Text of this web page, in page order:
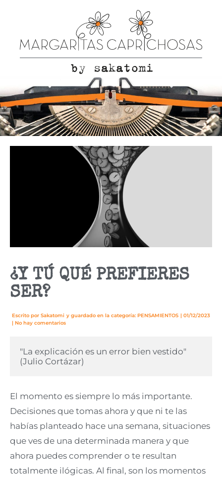
¿Y TÚ QUÉ PREFIERES
SER?
Escrito por Sakatomi y guardado en la categoría: PENSAMIENTOS | 01/12/2023
| No hay comentarios
"La explicación es un error bien vestido"
(Julio Cortázar)
El momento es siempre lo más importante.
Decisiones que tomas ahora y que ni te las
habías planteado hace una semana, situaciones
que ves de una determinada manera y que
ahora puedes comprender o te resultan
totalmente ilógicas. Al final, son los momentos